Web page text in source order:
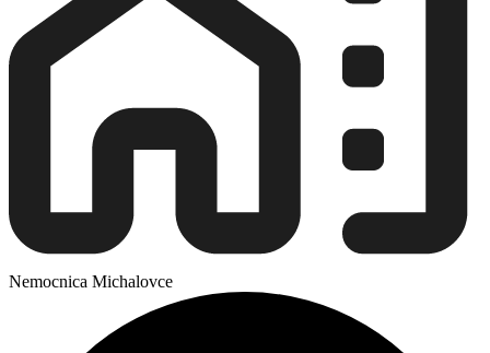
Nemocnica Michalovce